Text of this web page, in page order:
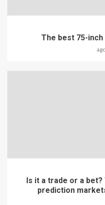
The best 75-
Is it a trade or a
prediction